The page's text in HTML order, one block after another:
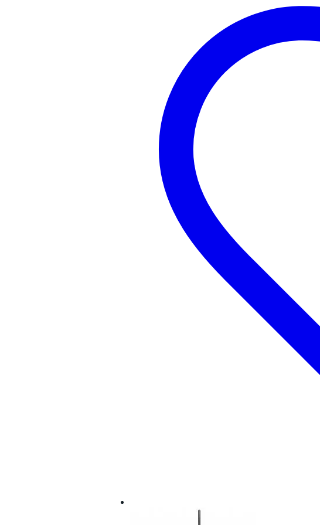
Gewicht en afmetingen inclusief verpakking
25,4 kg
(incl. verpakking)
Productspecificaties
truss totem met wit textiel
ISO DIN 4113 en TÜV gecertificeerd
50 mm aluminiumlegering (EN AW 6082 T6)
4 x 50 mm buizen
2 x baseplates
2 x montagekit
1 x witte, rekbare truss sleeve
kleur: wit
hoogte: 150 cm
gewicht: 25.4 kg